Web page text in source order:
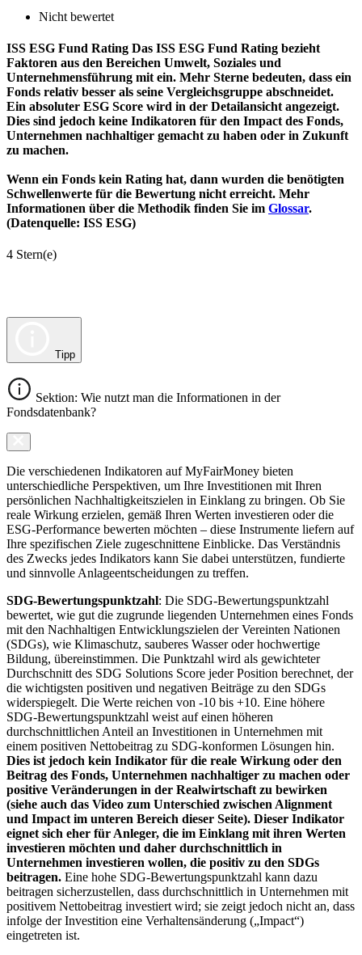
Nicht bewertet
ISS ESG Fund Rating Das ISS ESG Fund Rating bezieht
Faktoren aus den Bereichen Umwelt, Soziales und
Unternehmensführung mit ein. Mehr Sterne bedeuten, dass ein
Fonds relativ besser als seine Vergleichsgruppe abschneidet.
Ein absoluter ESG Score wird in der Detailansicht angezeigt.
Dies sind jedoch keine Indikatoren für den Impact des Fonds,
Unternehmen nachhaltiger gemacht zu haben oder in Zukunft
zu machen.
Wenn ein Fonds kein Rating hat, dann wurden die benötigten
Schwellenwerte für die Bewertung nicht erreicht. Mehr
Informationen über die Methodik finden Sie im Glossar.
(Datenquelle: ISS ESG)
4 Stern(e)
Tipp
Sektion: Wie nutzt man die Informationen in der
Fondsdatenbank?
Die verschiedenen Indikatoren auf MyFairMoney bieten
unterschiedliche Perspektiven, um Ihre Investitionen mit Ihren
persönlichen Nachhaltigkeitszielen in Einklang zu bringen. Ob Sie
reale Wirkung erzielen, gemäß Ihren Werten investieren oder die
ESG-Performance bewerten möchten – diese Instrumente liefern auf
Ihre spezifischen Ziele zugeschnittene Einblicke. Das Verständnis
des Zwecks jedes Indikators kann Sie dabei unterstützen, fundierte
und sinnvolle Anlageentscheidungen zu treffen.
SDG-Bewertungspunktzahl: Die SDG-Bewertungspunktzahl
bewertet, wie gut die zugrunde liegenden Unternehmen eines Fonds
mit den Nachhaltigen Entwicklungszielen der Vereinten Nationen
(SDGs), wie Klimaschutz, sauberes Wasser oder hochwertige
Bildung, übereinstimmen. Die Punktzahl wird als gewichteter
Durchschnitt des SDG Solutions Score jeder Position berechnet, der
die wichtigsten positiven und negativen Beiträge zu den SDGs
widerspiegelt. Die Werte reichen von -10 bis +10. Eine höhere
SDG-Bewertungspunktzahl weist auf einen höheren
durchschnittlichen Anteil an Investitionen in Unternehmen mit
einem positiven Nettobeitrag zu SDG-konformen Lösungen hin.
Dies ist jedoch kein Indikator für die reale Wirkung oder den
Beitrag des Fonds, Unternehmen nachhaltiger zu machen oder
positive Veränderungen in der Realwirtschaft zu bewirken
(siehe auch das Video zum Unterschied zwischen Alignment
und Impact im unteren Bereich dieser Seite). Dieser Indikator
eignet sich eher für Anleger, die im Einklang mit ihren Werten
investieren möchten und daher durchschnittlich in
Unternehmen investieren wollen, die positiv zu den SDGs
beitragen. Eine hohe SDG-Bewertungspunktzahl kann dazu
beitragen sicherzustellen, dass durchschnittlich in Unternehmen mit
positivem Nettobeitrag investiert wird; sie zeigt jedoch nicht an, dass
infolge der Investition eine Verhaltensänderung („Impact“)
eingetreten ist.